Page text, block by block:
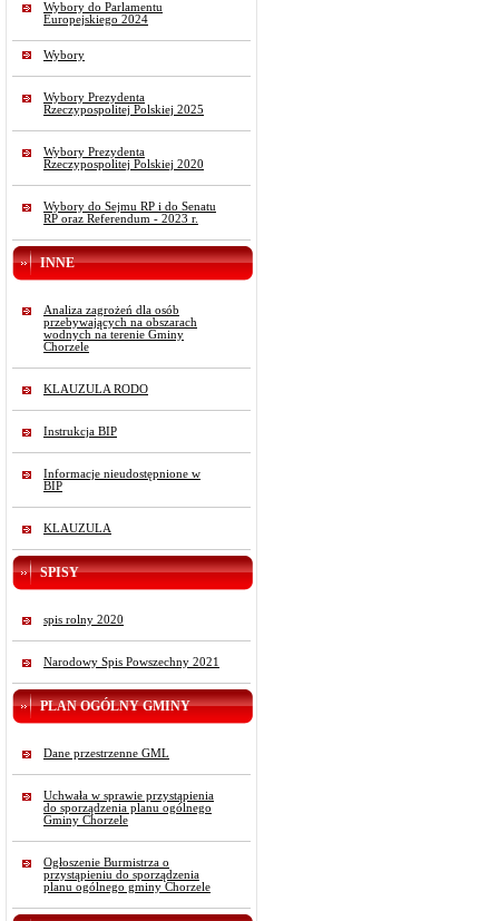
Wybory do Parlamentu
Europejskiego 2024
Wybory
Wybory Prezydenta
Rzeczypospolitej Polskiej 2025
Wybory Prezydenta
Rzeczypospolitej Polskiej 2020
Wybory do Sejmu RP i do Senatu
RP oraz Referendum - 2023 r.
INNE
Analiza zagrożeń dla osób
przebywających na obszarach
wodnych na terenie Gminy
Chorzele
KLAUZULA RODO
Instrukcja BIP
Informacje nieudostępnione w
BIP
KLAUZULA
SPISY
spis rolny 2020
Narodowy Spis Powszechny 2021
PLAN OGÓLNY GMINY
Dane przestrzenne GML
Uchwała w sprawie przystąpienia
do sporządzenia planu ogólnego
Gminy Chorzele
Ogłoszenie Burmistrza o
przystąpieniu do sporządzenia
planu ogólnego gminy Chorzele